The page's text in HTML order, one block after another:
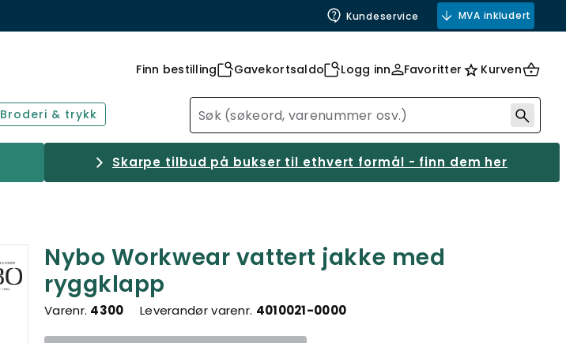
Kundeservice MVA inkludert
Finn bestilling Gavekortsaldo Logg inn Favoritter Kurven
Broderi & trykk
Skarpe tilbud på bukser til ethvert formål - finn dem her
Nybo Workwear vattert jakke med
ryggklapp
Varenr. 4300 Leverandør varenr. 4010021-0000